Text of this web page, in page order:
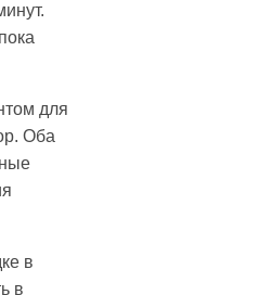
для
Оба
в
в